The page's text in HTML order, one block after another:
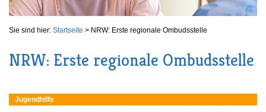
Sie sind hier: Startseite > NRW: Erste regionale Ombudsstelle
NRW: Erste regionale Ombudsstelle
Jugendhilfe